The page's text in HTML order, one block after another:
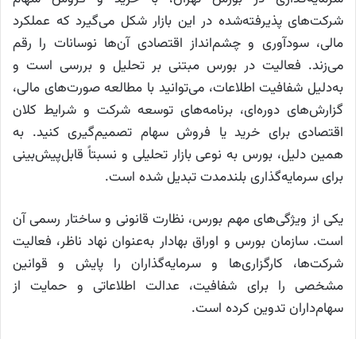
شرکت‌های پذیرفته‌شده در این بازار شکل می‌گیرد که عملکرد
مالی، سودآوری و چشم‌انداز اقتصادی آن‌ها نوسانات را رقم
می‌زند. فعالیت در بورس مبتنی بر تحلیل و بررسی است و
به‌دلیل شفافیت اطلاعات، می‌توانید با مطالعه صورت‌های مالی،
گزارش‌های دوره‌ای، برنامه‌های توسعه شرکت و شرایط کلان
اقتصادی برای خرید یا فروش سهام تصمیم‌گیری کنید. به
همین دلیل، بورس به نوعی بازار تحلیلی و نسبتاً قابل‌پیش‌بینی
برای سرمایه‌گذاری بلندمدت تبدیل شده است.
یکی از ویژگی‌های مهم بورس، نظارت قانونی و ساختار رسمی آن
است. سازمان بورس و اوراق بهادار به‌عنوان نهاد ناظر، فعالیت
شرکت‌ها، کارگزاری‌ها و سرمایه‌گذاران را پایش و قوانین
مشخصی را برای شفافیت، عدالت اطلاعاتی و حمایت از
سهام‌داران تدوین کرده است.